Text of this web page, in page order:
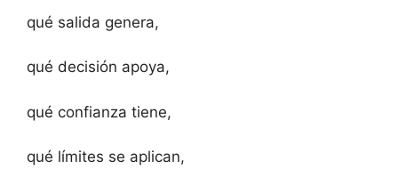
qué salida genera,
qué decisión apoya,
qué confianza tiene,
qué límites se aplican,